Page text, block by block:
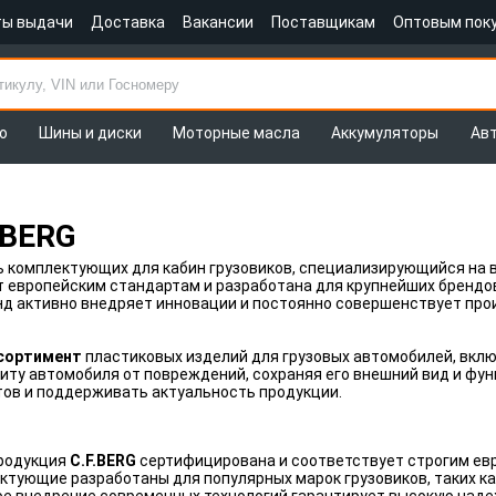
выдачи Доставка Вакансии Поставщикам Оптовым
Шины и диски Моторные масла Аккумуляторы
для кабин грузовиков, специализирующийся на
стандартам и разработана для крупнейших брендов
активно внедряет инновации и постоянно совершенствует
пластиковых изделий для грузовых автомобилей,
автомобиля от повреждений, сохраняя его внешний вид и
и поддерживать актуальность продукции.
C.F.BERG сертифицирована и соответствует строгим
разработаны для популярных марок грузовиков, таких как